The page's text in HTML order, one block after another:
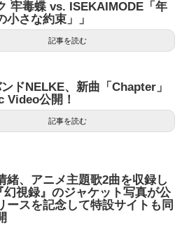
牢毒蝶 vs. ISEKAIMODE「年
小さな約束」」
記事を読む
ドNELKE、新曲「Chapter」
Video公開！
記事を読む
緒、アニメ主題歌2曲を収録し
幻視録』のジャケット写真が公
ースを記念して特設サイトも同